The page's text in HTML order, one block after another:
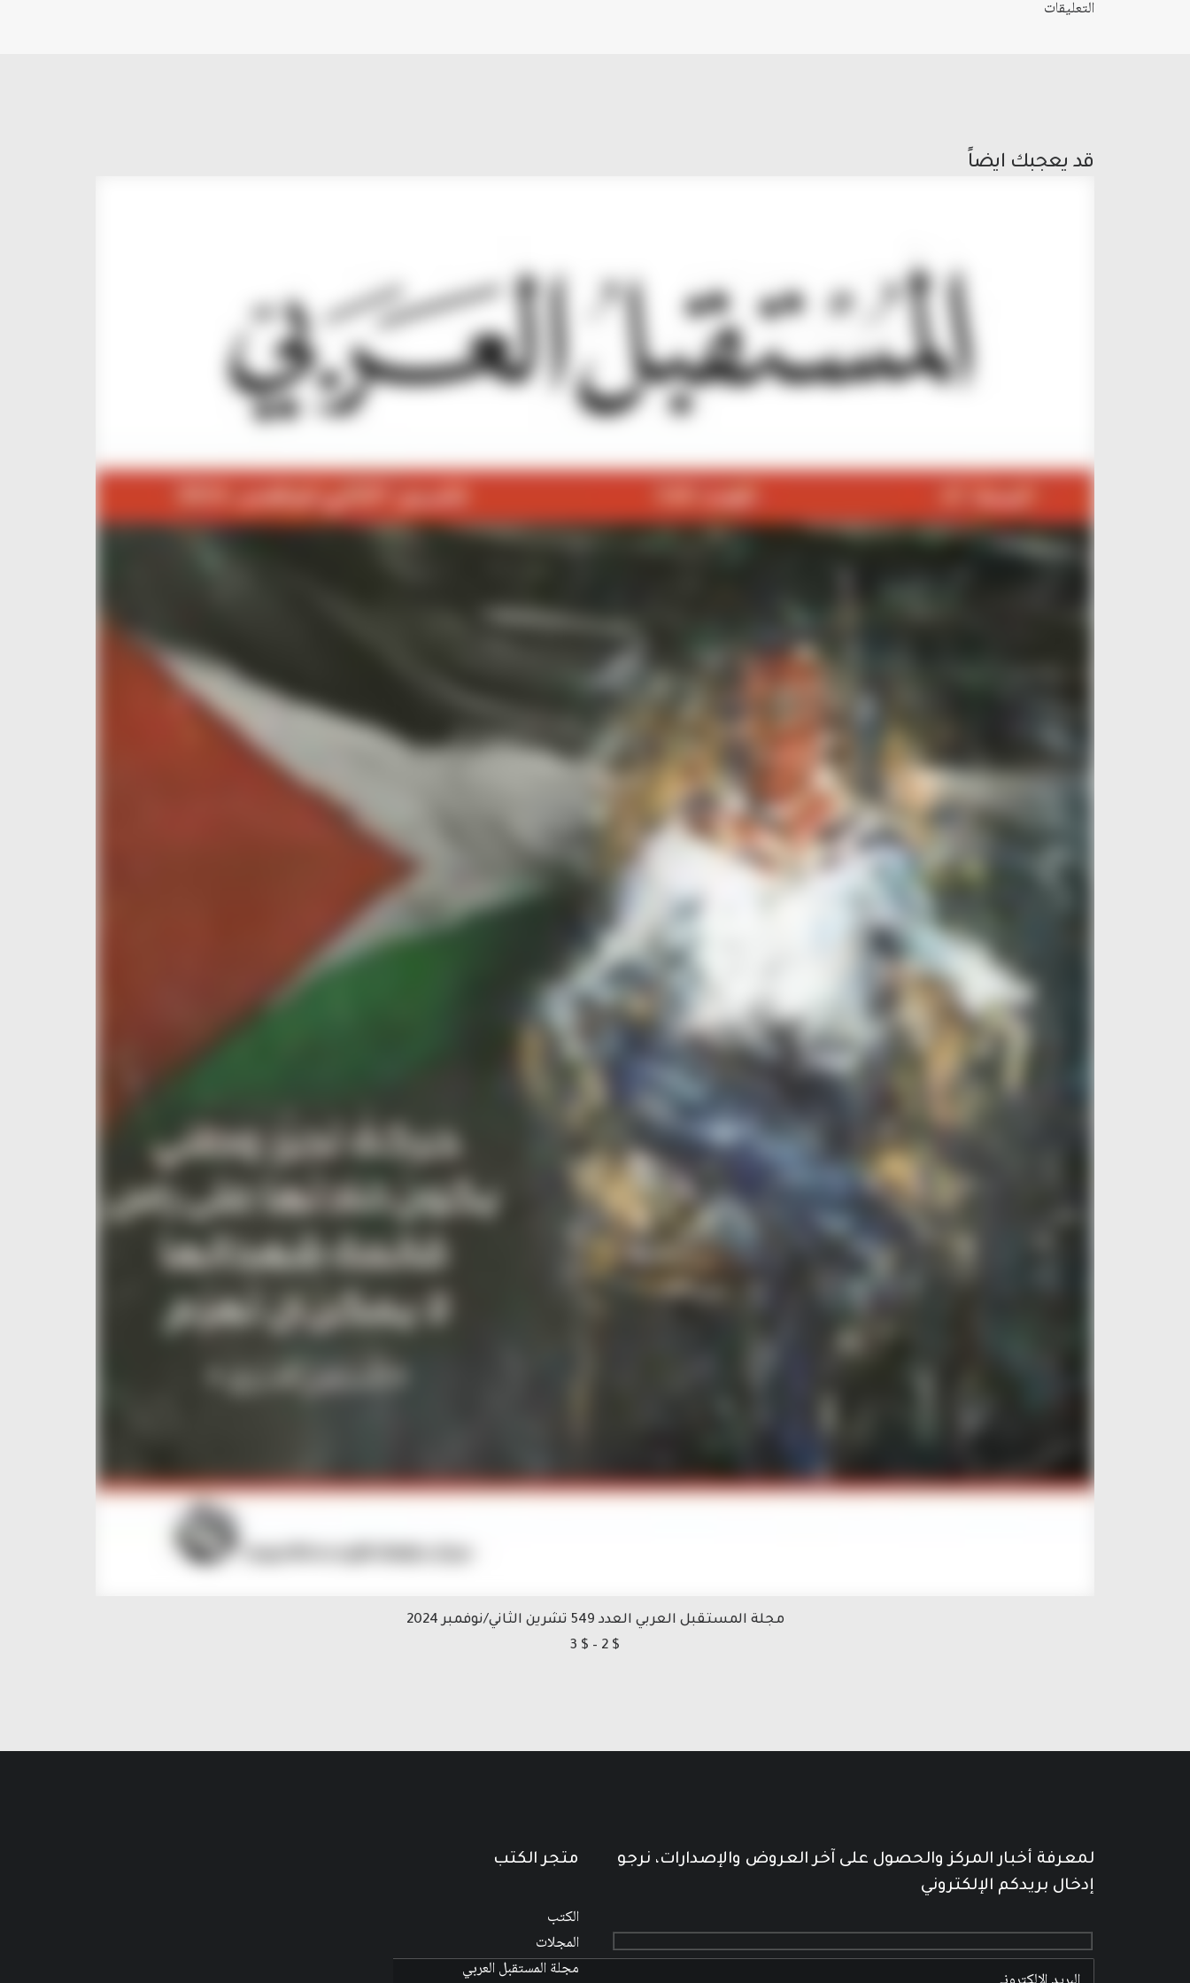
التعليقات
قد يعجبك ايضاً
مجلة المستقبل العربي العدد 549 تشرين الثاني/نوفمبر 2024
2 $
–
3 $
نطاق
لمعرفة أخبار المركز والحصول على آخر العروض والإصدارات، نرجو
إدخال بريدكم الإلكتروني
متجر الكتب
الكتب
المجلات
مجلة المستقبل العربي